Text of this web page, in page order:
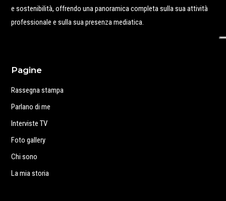
e sostenibilità, offrendo una panoramica completa sulla sua attività
professionale e sulla sua presenza mediatica.
Pagine
Rassegna stampa
Parlano di me
Interviste TV
Foto gallery
Chi sono
La mia storia